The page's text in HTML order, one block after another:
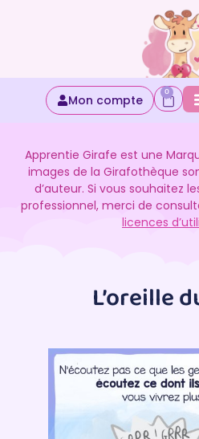
Mon compte
0
Apprentie Girafe est une
images de la Girafothèque
d’auteur. Si vous souhaitez
professionnel, merci de
licences
L’oreille